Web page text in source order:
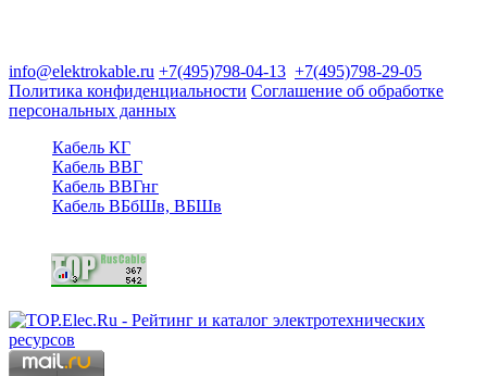
info@elektrokable.ru +7(495)798-04-13 +7(495)798-29-05
Политика конфиденциальности Соглашение об обработке
персональных данных
Кабель КГ
Кабель ВВГ
Кабель ВВГнг
Кабель ВБбШв, ВБШв